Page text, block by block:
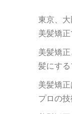
東京、
美髪矯
美髪矯
髪にす
美髪矯
プロの技